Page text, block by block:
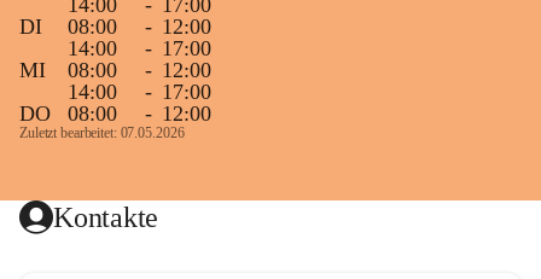
14:00
- 17:00
DI
08:00 - 12:00
14:00
- 17:00
MI
08:00 - 12:00
14:00
- 17:00
DO
08:00 - 12:00
Zuletzt bearbeitet: 07.05.2026
Kontakte